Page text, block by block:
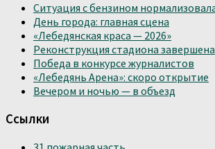
Ситуация с бензином
День города: главная сцена
«Лебедянская краса — 2026»
Реконструкция стадиона завершена
Победа в конкурсе журналистов
«Лебедянь Арена»: скоро открытие
Вечером и ночью — в объезд
Ссылки